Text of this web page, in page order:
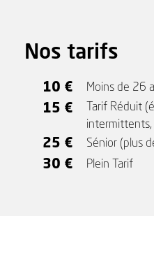
Nos tarifs
10 € Moins de 26
15 €
Tarif Réduit
intermittents,
25 € Sénior (plus
30 € Plein Tarif